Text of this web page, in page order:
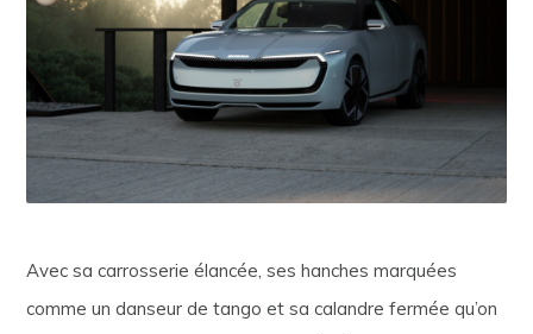
Avec sa carrosserie élancée, ses hanches marquées
comme un danseur de tango et sa calandre fermée qu’on